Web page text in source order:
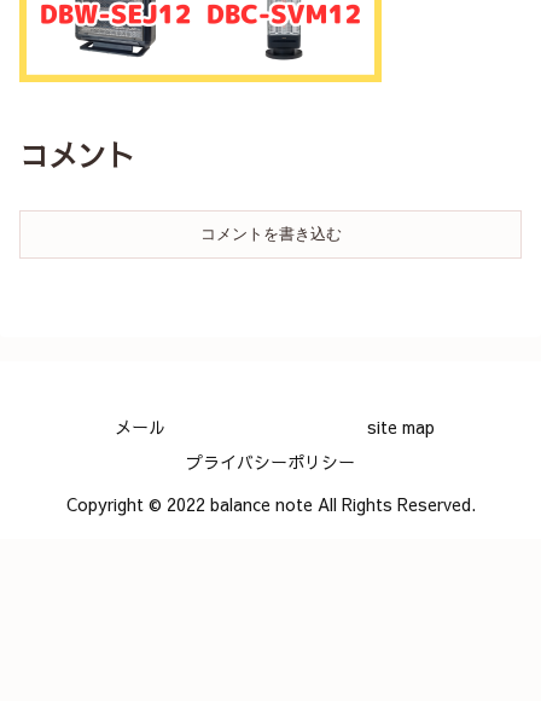
コメント
コメントを書き込む
メール
site map
プライバシーポリシー
Copyright © 2022 balance note All Rights Reserved.